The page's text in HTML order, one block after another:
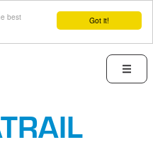
Got it!
best
Menu